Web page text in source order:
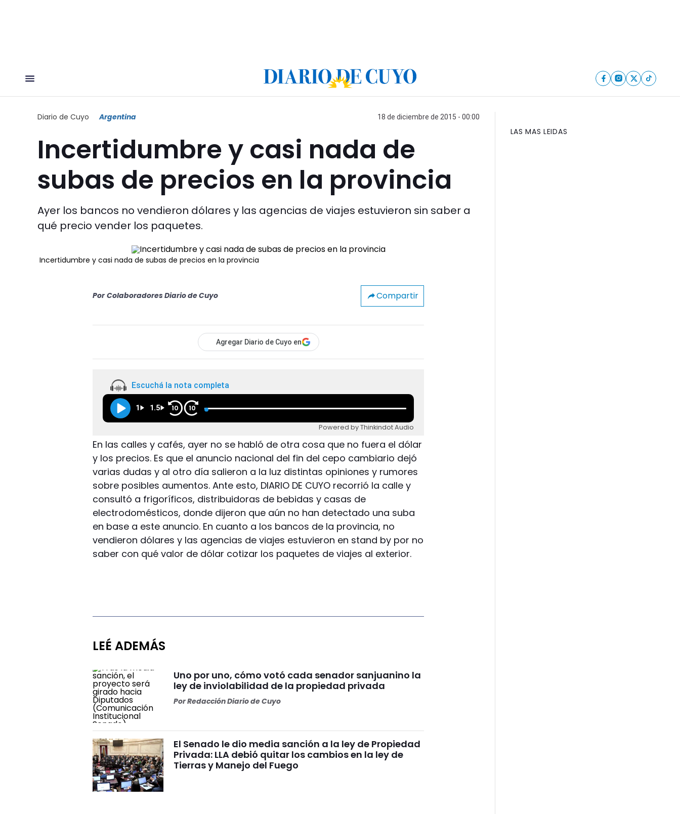
Diario de Cuyo Argentina 18 de diciembre de 2015 - 00:00
Incertidumbre y casi nada de
subas de precios en la provincia
Ayer los bancos no vendieron dólares y las agencias de viajes estuvieron sin saber a
qué precio vender los paquetes.
Incertidumbre y casi nada de subas de precios en la provincia
Por Colaboradores Diario de Cuyo Compartir
Agregar Diario de Cuyo en
Escuchá la nota completa
1 1.5 10 10
Powered by Thinkindot Audio
En las calles y cafés, ayer no se habló de otra cosa que no fuera el dólar
y los precios. Es que el anuncio nacional del fin del cepo cambiario dejó
varias dudas y al otro día salieron a la luz distintas opiniones y rumores
sobre posibles aumentos. Ante esto, DIARIO DE CUYO recorrió la calle y
consultó a frigoríficos, distribuidoras de bebidas y casas de
electrodomésticos, donde dijeron que aún no han detectado una suba
en base a este anuncio. En cuanto a los bancos de la provincia, no
vendieron dólares y las agencias de viajes estuvieron en stand by por no
saber con qué valor de dólar cotizar los paquetes de viajes al exterior.
LEÉ ADEMÁS
Uno por uno, cómo votó cada senador sanjuanino la
ley de inviolabilidad de la propiedad privada
PorRedacción Diario de Cuyo
El Senado le dio media sanción a la ley de Propiedad
Privada: LLA debió quitar los cambios en la ley de
Tierras y Manejo del Fuego
LAS MAS LEIDAS